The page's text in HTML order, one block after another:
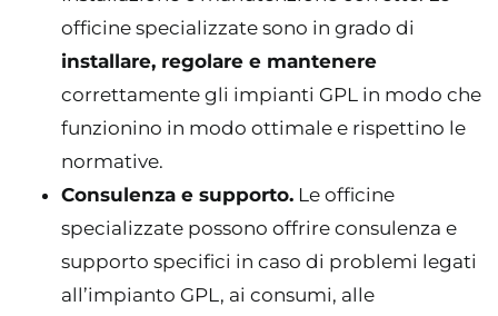
officine specializzate sono in grado di
installare, regolare e mantenere
correttamente gli impianti GPL in modo che
funzionino in modo ottimale e rispettino le
normative.
Consulenza e supporto.Le officine
specializzate possono offrire consulenza e
supporto specifici in caso di problemi legati
all’impianto GPL, ai consumi, alle